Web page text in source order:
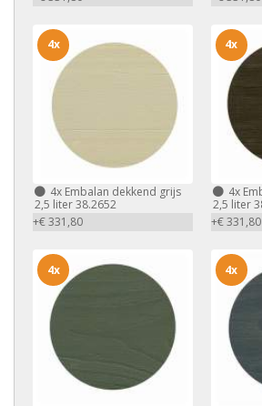
4x Embalan dekkend grijs
2,5 liter 38.2652
+€ 331,80
4x
4x
2,5 liter
+€ 331,80
4x
4x 4x